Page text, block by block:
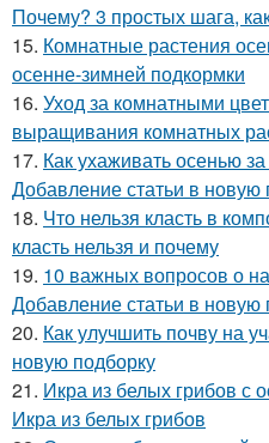
Почему? 3 простых шага,
15. Комнатные растения
осенне-зимней подкормки
16. Уход за комнатными
выращивания комнатных
17. Как ухаживать осенью
Добавление статьи в новую
18. Что нельзя класть в
класть нельзя и почему
19. 10 важных вопросов о
Добавление статьи в новую
20. Как улучшить почву на
новую подборку
21. Икра из белых грибов с
Икра из белых грибов